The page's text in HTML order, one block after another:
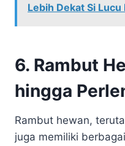
Lebih Dekat Si
6. Rambut
hingga
Rambut hewan,
juga memiliki